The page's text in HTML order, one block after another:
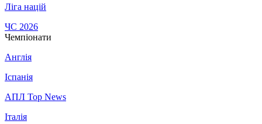
Ліга націй
ЧС 2026
Чемпіонати
Англія
Іспанія
АПЛ Top News
Італія